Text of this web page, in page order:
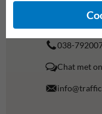
al je vragen
038-
Chat met